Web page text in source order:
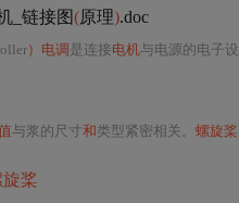
_链接图(原理).doc
）电调 是连接电机与电源的电子
与浆的尺寸和类型紧密相关。 螺旋桨
桨